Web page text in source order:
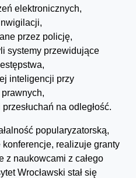
elektronicznych,
przez policję,
systemy przewidujące
inteligencji przy
na odległość.
popularyzatorską,
realizuje granty
z naukowcami z całego
Wrocławski stał się